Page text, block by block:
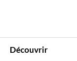
Découvrir